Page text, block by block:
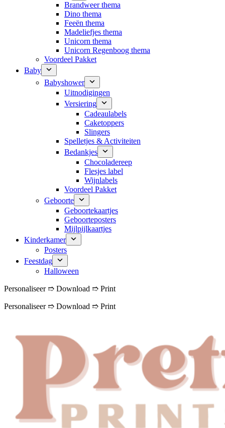
Brandweer thema
Dino thema
Feeën thema
Madeliefjes thema
Unicorn thema
Unicorn Regenboog thema
Voordeel Pakket
Baby
Babyshower
Uitnodigingen
Versiering
Cadeaulabels
Caketoppers
Slingers
Spelletjes & Activiteiten
Bedankjes
Chocoladereep
Flesjes label
Wijnlabels
Voordeel Pakket
Geboorte
Geboortekaartjes
Geboorteposters
Mijlpijlkaartjes
Kinderkamer
Posters
Feestdag
Halloween
Personaliseer ➱ Download ➱ Print
Personaliseer ➱ Download ➱ Print